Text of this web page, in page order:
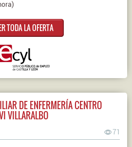
TODA LA OFERTA
DE ENFERMERÍA CENTRO
VILLARALBO
71